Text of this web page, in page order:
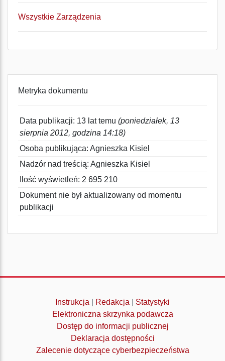
Wszystkie Zarządzenia
Metryka dokumentu
Data publikacji: 13 lat temu (poniedziałek, 13
sierpnia 2012, godzina 14:18)
Osoba publikująca: Agnieszka Kisiel
Nadzór nad treścią: Agnieszka Kisiel
Ilość wyświetleń: 2 695 210
Dokument nie był aktualizowany od momentu
publikacji
Instrukcja Redakcja
Statystyki
Elektroniczna skrzynka podawcza
Dostęp do informacji publicznej
Deklaracja dostępności
Zalecenie dotyczące cyberbezpieczeństwa